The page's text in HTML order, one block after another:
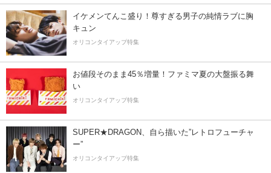
イケメンてんこ盛り！尊すぎる男子の純情ラブに胸
キュン
オリコンタイアップ特集
お値段そのまま45％増量！ファミマ夏の大盤振る舞
い
オリコンタイアップ特集
SUPER★DRAGON、自ら描いた”レトロフューチャ
ー”
オリコンタイアップ特集